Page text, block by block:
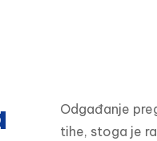
Odgađanje
tihe, stoga je